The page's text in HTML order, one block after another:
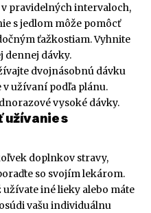
pravidelných intervaloch,
s jedlom môže pomôcť
ťažkostiam. Vyhnite
dennej dávky.
dvojnásobnú dávku
v užívaní podľa plánu.
vysoké dávky.
užívanie s
doplnkov stravy,
so svojím lekárom.
iné lieky alebo máte
vašu individuálnu